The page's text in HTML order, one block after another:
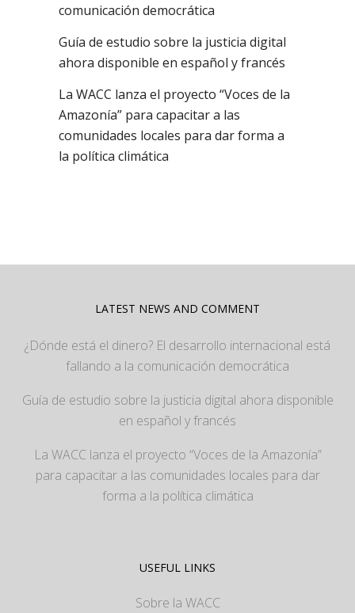
comunicación democrática
Guía de estudio sobre la justicia digital
ahora disponible en español y francés
La WACC lanza el proyecto “Voces de la
Amazonía” para capacitar a las
comunidades locales para dar forma a
la política climática
LATEST NEWS AND COMMENT
¿Dónde está el dinero? El desarrollo internacional está
fallando a la comunicación democrática
Guía de estudio sobre la justicia digital ahora disponible
en español y francés
La WACC lanza el proyecto “Voces de la Amazonía”
para capacitar a las comunidades locales para dar
forma a la política climática
USEFUL LINKS
Sobre la WACC